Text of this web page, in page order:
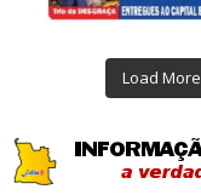
Load More